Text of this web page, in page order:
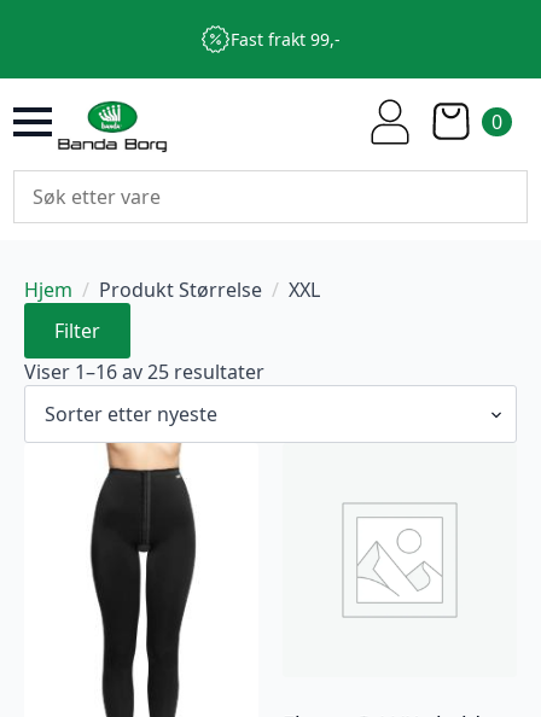
Fast frakt 99,-
0
Hjem Produkt Størrelse
XXL
Filter
Viser 1–16 av 25 resultaterSortert